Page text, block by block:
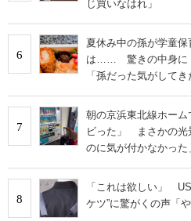
じ買いなはれ」
6
夏休み中の孫が学童
は…… 驚きの中身に「
「孫だった気がしてき
7
朝の京浜東北線ホー
ビった」 まさかの光
のに気が付かなかった
8
「これは欲しい」
ケツ”に驚がくの声「